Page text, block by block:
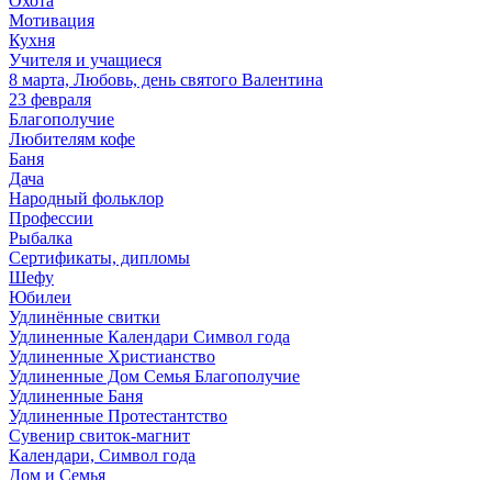
Мотивация
Кухня
Учителя и учащиеся
8 марта, Любовь, день святого Валентина
23 февраля
Благополучие
Любителям кофе
Баня
Дача
Народный фольклор
Профессии
Рыбалка
Сертификаты, дипломы
Шефу
Юбилеи
Удлинённые свитки
Удлиненные Календари Символ года
Удлиненные Христианство
Удлиненные Дом Семья Благополучие
Удлиненные Баня
Удлиненные Протестантство
Сувенир свиток-магнит
Календари, Символ года
Дом и Семья